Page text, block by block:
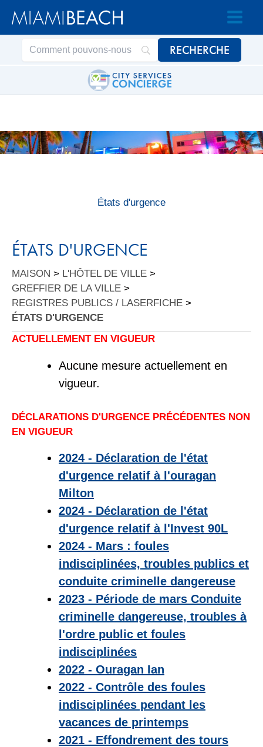
Passer
contenu
Passer
contenu
ÉTATS D'URGENCE
MAISON > L'HÔTEL DE VILLE >
GREFFIER DE LA VILLE >
REGISTRES PUBLICS / LASERFICHE >
ÉTATS D'URGENCE
ACTUELLEMENT EN VIGUEUR
Aucune mesure actuellement en
vigueur.
DÉCLARATIONS D'URGENCE PRÉCÉDENTES NON
EN VIGUEUR
2024 - Déclaration de l'état
d'urgence relatif à l'ouragan
Milton
2024 - Déclaration de l'état
d'urgence relatif à l'Invest 90L
2024 - Mars : foules
indisciplinées, troubles publics et
conduite criminelle dangereuse
2023 - Période de mars Conduite
criminelle dangereuse, troubles à
l'ordre public et foules
indisciplinées
2022 - Ouragan Ian
2022 - Contrôle des foules
indisciplinées pendant les
vacances de printemps
2021 - Effondrement des tours
États d'urgence